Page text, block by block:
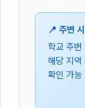
📍 주변
학교 주변
해당 지역
확인 가능